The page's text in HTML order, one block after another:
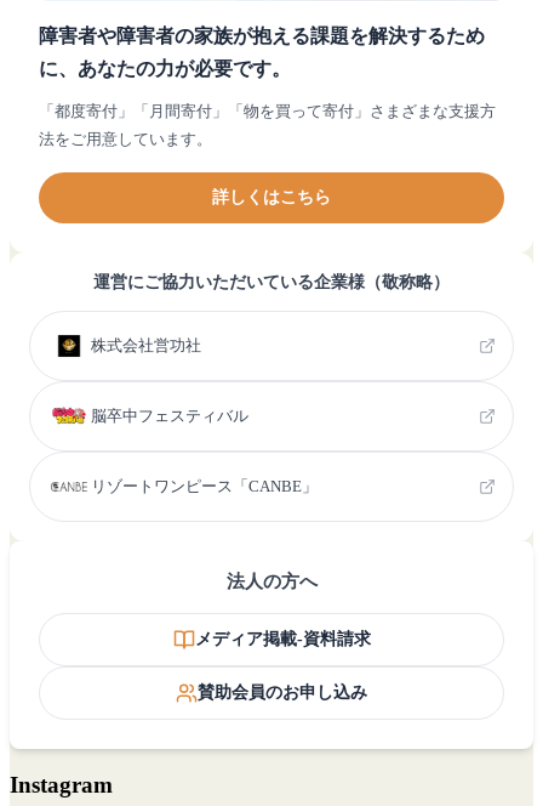
障害者や障害者の家族が抱える課題を解決するため
に、あなたの力が必要です。
「都度寄付」「月間寄付」「物を買って寄付」さまざまな支援方
法をご用意しています。
詳しくはこちら
運営にご協力いただいている企業様（敬称略）
株式会社営功社
脳卒中フェスティバル
リゾートワンピース「CANBE」
法人の方へ
メディア掲載-資料請求
賛助会員のお申し込み
Instagram